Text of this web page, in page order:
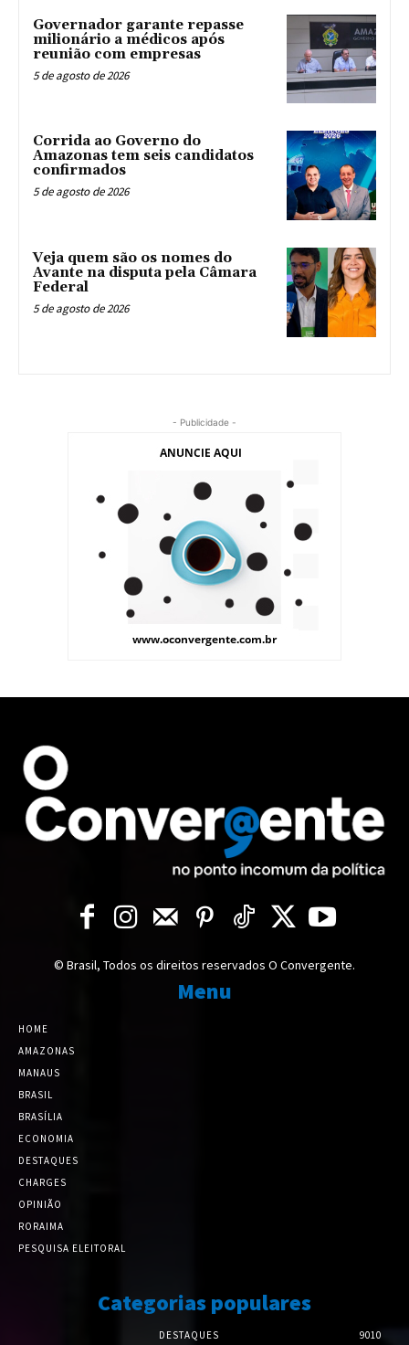
Governador garante repasse
milionário a médicos após
reunião com empresas
5 de agosto de 2026
Corrida ao Governo do
Amazonas tem seis candidatos
confirmados
5 de agosto de 2026
Veja quem são os nomes do
Avante na disputa pela Câmara
Federal
5 de agosto de 2026
- Publicidade -
© Brasil, Todos os direitos reservados O Convergente.
Menu
HOME
AMAZONAS
MANAUS
BRASIL
BRASÍLIA
ECONOMIA
DESTAQUES
CHARGES
OPINIÃO
RORAIMA
PESQUISA ELEITORAL
Categorias populares
DESTAQUES 9010